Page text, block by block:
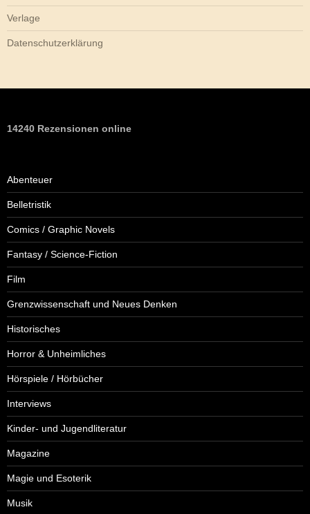
Verlage
Datenschutzerklärung
14240 Rezensionen online
Abenteuer
Belletristik
Comics / Graphic Novels
Fantasy / Science-Fiction
Film
Grenzwissenschaft und Neues Denken
Historisches
Horror & Unheimliches
Hörspiele / Hörbücher
Interviews
Kinder- und Jugendliteratur
Magazine
Magie und Esoterik
Musik